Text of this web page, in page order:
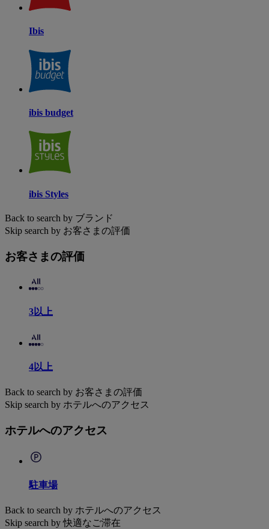
Ibis
ibis budget
ibis Styles
Back to search by ブランド
Skip search by お客さまの評価
お客さまの評価
3以上
4以上
Back to search by お客さまの評価
Skip search by ホテルへのアクセス
ホテルへのアクセス
駐車場
Back to search by ホテルへのアクセス
Skip search by 快適なご滞在